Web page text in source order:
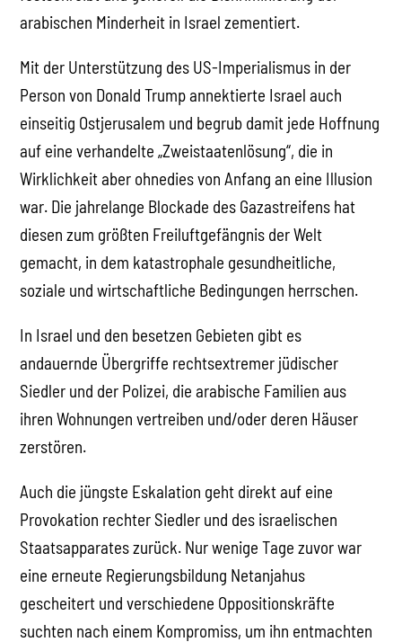
arabischen Minderheit in Israel zementiert.
Mit der Unterstützung des US-Imperialismus in der
Person von Donald Trump annektierte Israel auch
einseitig Ostjerusalem und begrub damit jede Hoffnung
auf eine verhandelte „Zweistaatenlösung“, die in
Wirklichkeit aber ohnedies von Anfang an eine Illusion
war. Die jahrelange Blockade des Gazastreifens hat
diesen zum größten Freiluftgefängnis der Welt
gemacht, in dem katastrophale gesundheitliche,
soziale und wirtschaftliche Bedingungen herrschen.
In Israel und den besetzen Gebieten gibt es
andauernde Übergriffe rechtsextremer jüdischer
Siedler und der Polizei, die arabische Familien aus
ihren Wohnungen vertreiben und/oder deren Häuser
zerstören.
Auch die jüngste Eskalation geht direkt auf eine
Provokation rechter Siedler und des israelischen
Staatsapparates zurück. Nur wenige Tage zuvor war
eine erneute Regierungsbildung Netanjahus
gescheitert und verschiedene Oppositionskräfte
suchten nach einem Kompromiss, um ihn entmachten